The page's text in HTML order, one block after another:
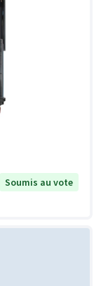
Soumis au vote